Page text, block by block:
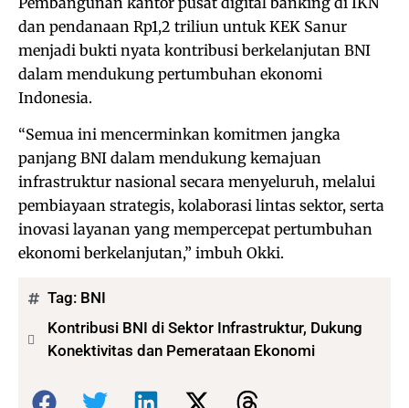
dan pendanaan Rp1,2 triliun untuk KEK Sanur
menjadi bukti nyata kontribusi berkelanjutan BNI
dalam mendukung pertumbuhan ekonomi
Indonesia.
“Semua ini mencerminkan komitmen jangka
panjang BNI dalam mendukung kemajuan
infrastruktur nasional secara menyeluruh, melalui
pembiayaan strategis, kolaborasi lintas sektor, serta
inovasi layanan yang mempercepat pertumbuhan
ekonomi berkelanjutan,” imbuh Okki.
Tag: BNI
Kontribusi BNI di Sektor Infrastruktur, Dukung
Konektivitas dan Pemerataan Ekonomi
Bagikan: